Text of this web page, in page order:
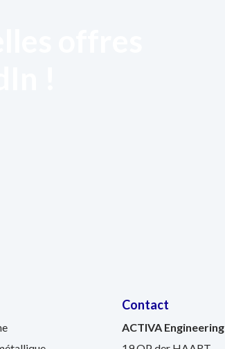
Contact
ACTIVA Engineering